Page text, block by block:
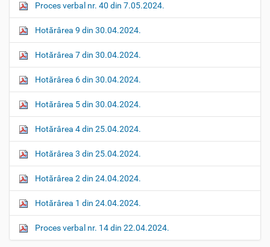
Proces verbal nr. 40 din 7.05.2024.
Hotărârea 9 din 30.04.2024.
Hotărârea 7 din 30.04.2024.
Hotărârea 6 din 30.04.2024.
Hotărârea 5 din 30.04.2024.
Hotărârea 4 din 25.04.2024.
Hotărârea 3 din 25.04.2024.
Hotărârea 2 din 24.04.2024.
Hotărârea 1 din 24.04.2024.
Proces verbal nr. 14 din 22.04.2024.